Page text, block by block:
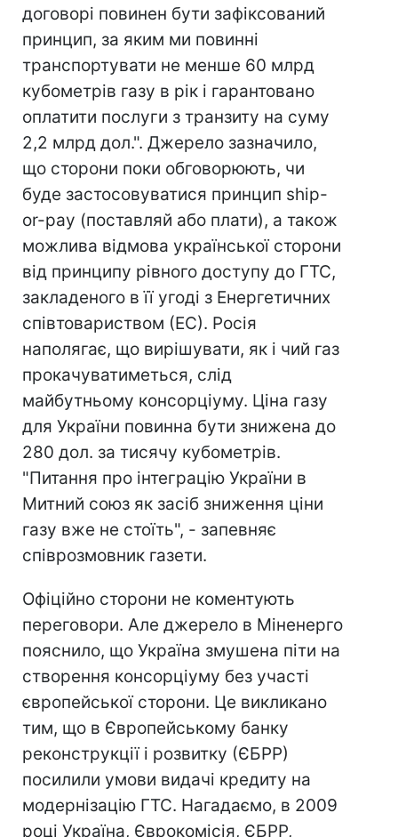
договорі повинен бути зафіксований
принцип, за яким ми повинні
транспортувати не менше 60 млрд
кубометрів газу в рік і гарантовано
оплатити послуги з транзиту на суму
2,2 млрд дол.". Джерело зазначило,
що сторони поки обговорюють, чи
буде застосовуватися принцип ship-
or-pay (поставляй або плати), а також
можлива відмова української сторони
від принципу рівного доступу до ГТС,
закладеного в її угоді з Енергетичних
співтовариством (ЕС). Росія
наполягає, що вирішувати, як і чий газ
прокачуватиметься, слід
майбутньому консорціуму. Ціна газу
для України повинна бути знижена до
280 дол. за тисячу кубометрів.
"Питання про інтеграцію України в
Митний союз як засіб зниження ціни
газу вже не стоїть", - запевняє
співрозмовник газети.
Офіційно сторони не коментують
переговори. Але джерело в Міненерго
пояснило, що Україна змушена піти на
створення консорціуму без участі
європейської сторони. Це викликано
тим, що в Європейському банку
реконструкції і розвитку (ЄБРР)
посилили умови видачі кредиту на
модернізацію ГТС. Нагадаємо, в 2009
році Україна, Єврокомісія, ЄБРР,